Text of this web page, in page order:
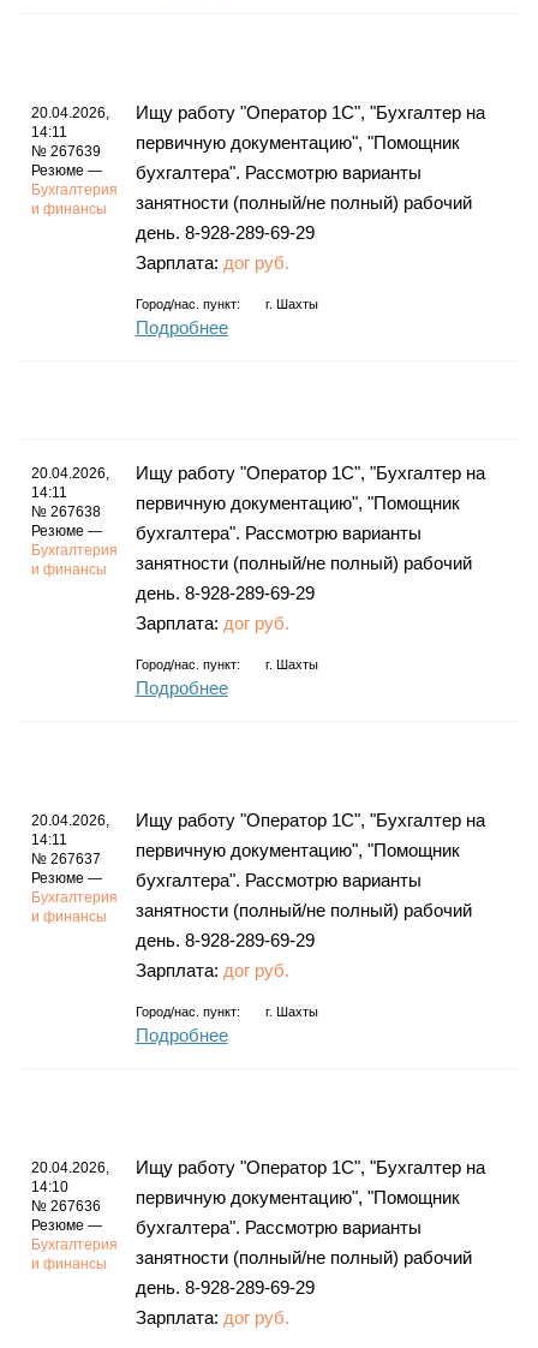
20.04.2026,
14:11
№ 267639
Резюме —
Бухгалтерия
и финансы
Ищу работу "Оператор 1С", "Бухгалтер на
первичную документацию", "Помощник
бухгалтера". Рассмотрю варианты
занятности (полный/не полный) рабочий
день. 8-928-289-69-29
Зарплата: дог руб.
Город/нас. пункт: г. Шахты
Подробнее
20.04.2026,
14:11
№ 267638
Резюме —
Бухгалтерия
и финансы
Ищу работу "Оператор 1С", "Бухгалтер на
первичную документацию", "Помощник
бухгалтера". Рассмотрю варианты
занятности (полный/не полный) рабочий
день. 8-928-289-69-29
Зарплата: дог руб.
Город/нас. пункт: г. Шахты
Подробнее
20.04.2026,
14:11
№ 267637
Резюме —
Бухгалтерия
и финансы
Ищу работу "Оператор 1С", "Бухгалтер на
первичную документацию", "Помощник
бухгалтера". Рассмотрю варианты
занятности (полный/не полный) рабочий
день. 8-928-289-69-29
Зарплата: дог руб.
Город/нас. пункт: г. Шахты
Подробнее
20.04.2026,
14:10
№ 267636
Резюме —
Бухгалтерия
и финансы
Ищу работу "Оператор 1С", "Бухгалтер на
первичную документацию", "Помощник
бухгалтера". Рассмотрю варианты
занятности (полный/не полный) рабочий
день. 8-928-289-69-29
Зарплата: дог руб.